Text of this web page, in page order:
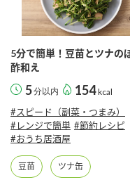
5分で簡単！豆苗とツナの
酢和え
5分以内 154 kcal
#スピード（副菜・つまみ）
#レンジで簡単 #節約レシピ
#おうち居酒屋
豆苗 ツナ缶